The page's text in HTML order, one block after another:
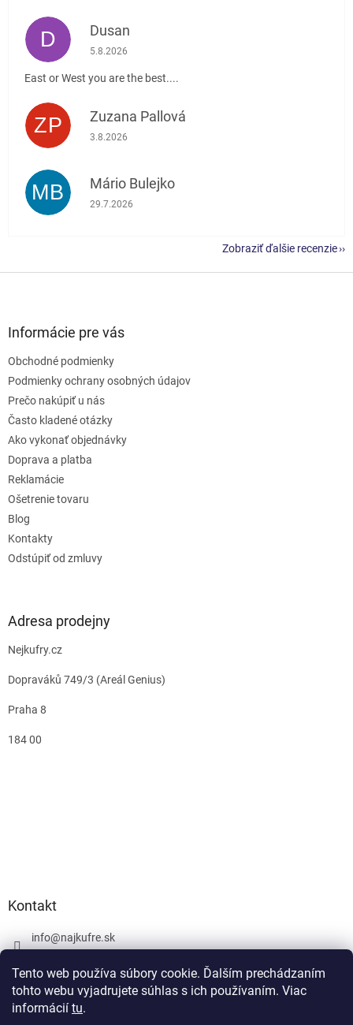
Tento web používa súbory cookie. Ďalším prechádzaním
tohto webu vyjadrujete súhlas s ich používaním. Viac
informácií tu.
D Dusan
Hodnotenie obchodu je 5 z 5 hviezdičiek.
5.8.2026
East or West you are the best....
ZP Zuzana Pallová
Hodnotenie obchodu je 5 z 5 hviezdičiek.
3.8.2026
MB Mário Bulejko
Hodnotenie obchodu je 5 z 5 hviezdičiek.
29.7.2026
Zobraziť ďalšie recenzie
Informácie pre vás
Obchodné podmienky
Podmienky ochrany osobných údajov
Prečo nakúpiť u nás
Často kladené otázky
Ako vykonať objednávky
Doprava a platba
Reklamácie
Ošetrenie tovaru
Blog
Kontakty
Odstúpiť od zmluvy
Adresa prodejny
Nejkufry.cz
Dopraváků 749/3 (Areál Genius)
Praha 8
184 00
Kontakt
info@najkufre.sk
Facebook